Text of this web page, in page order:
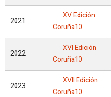
2021
XV Edición
Coruña10
2022
XVI Edición
Coruña10
2023
XVII Edición
Coruña10